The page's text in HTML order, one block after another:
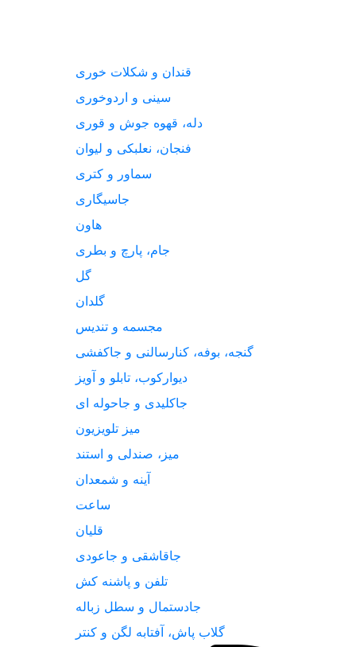
قندان و شکلات خوری
سینی و اردوخوری
دله، قهوه جوش و قوری
فنجان، نعلبکی و لیوان
سماور و کتری
جاسیگاری
هاون
جام، پارچ و بطری
گل
گلدان
مجسمه و تندیس
گنجه، بوفه، کنارسالنی و جاکفشی
دیوارکوب، تابلو و آویز
جاکلیدی و جاحوله ای
میز تلویزیون
میز، صندلی و استند
آینه و شمعدان
ساعت
قلیان
جاقاشقی و جاعودی
تلفن و پاشنه کش
جادستمال و سطل زباله
گلاب پاش، آفتابه لگن و کنتر